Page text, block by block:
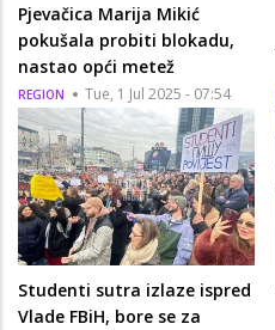
Pjevačica Marija Mikić
pokušala probiti blokadu,
nastao opći metež
REGION Tue, 1 Jul 2025 - 07:54
Studenti sutra izlaze ispred
Vlade FBiH, bore se za